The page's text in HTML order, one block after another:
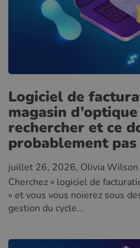
Logiciel de
magasin
rechercher et ce
probablement pas
juillet 26, 2026, Olivia Wilson
Cherchez « logiciel de
» et vous vous noierez sous
gestion du cycle...